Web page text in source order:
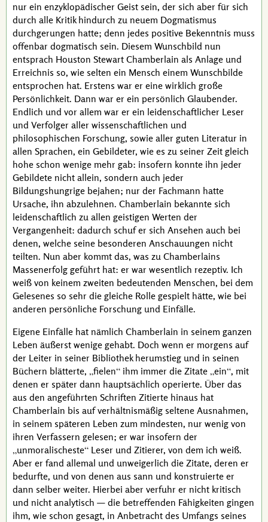
nur ein enzyklopädischer Geist sein, der sich aber für sich
durch alle Kritik hindurch zu neuem Dogmatismus
durchgerungen hatte; denn jedes positive Bekenntnis muss
offenbar dogmatisch sein. Diesem Wunschbild nun
entsprach Houston Stewart Chamberlain als Anlage und
Erreichnis so, wie selten ein Mensch einem Wunschbilde
entsprochen hat. Erstens war er eine wirklich große
Persönlichkeit. Dann war er ein persönlich Glaubender.
Endlich und vor allem war er ein leidenschaftlicher Leser
und Verfolger aller wissenschaftlichen und
philosophischen Forschung, sowie aller guten Literatur in
allen Sprachen, ein Gebildeter, wie es zu seiner Zeit gleich
hohe schon wenige mehr gab: insofern konnte ihn jeder
Gebildete nicht allein, sondern auch jeder
Bildungshungrige bejahen; nur der Fachmann hatte
Ursache, ihn abzulehnen. Chamberlain bekannte sich
leidenschaftlich zu allen geistigen Werten der
Vergangenheit: dadurch schuf er sich Ansehen auch bei
denen, welche seine besonderen Anschauungen nicht
teilten. Nun aber kommt das, was zu Chamberlains
Massenerfolg geführt hat: er war wesentlich rezeptiv. Ich
weiß von keinem zweiten bedeutenden Menschen, bei dem
Gelesenes so sehr die gleiche Rolle gespielt hätte, wie bei
anderen persönliche Forschung und Einfälle.
Eigene Einfälle hat nämlich Chamberlain in seinem ganzen
Leben äußerst wenige gehabt. Doch wenn er morgens auf
der Leiter in seiner Bibliothek herumstieg und in seinen
Büchern blätterte, fielen ihm immer die Zitate ein , mit
denen er später dann hauptsächlich operierte. Über das
aus den angeführten Schriften Zitierte hinaus hat
Chamberlain bis auf verhältnismäßig seltene Ausnahmen,
in seinem späteren Leben zum mindesten, nur wenig von
ihren Verfassern gelesen; er war insofern der
unmoralischeste Leser und Zitierer, von dem ich weiß.
Aber er fand allemal und unweigerlich die Zitate, deren er
bedurfte, und von denen aus sann und konstruierte er
dann selber weiter. Hierbei aber verfuhr er nicht kritisch
und nicht analytisch — die betreffenden Fähigkeiten gingen
ihm, wie schon gesagt, in Anbetracht des Umfangs seines